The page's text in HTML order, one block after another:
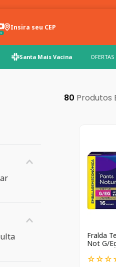
Insira seu CEP
O que você
Santa Mais Vacina OFERTAS
80
Fralda
Not G/
☆☆☆